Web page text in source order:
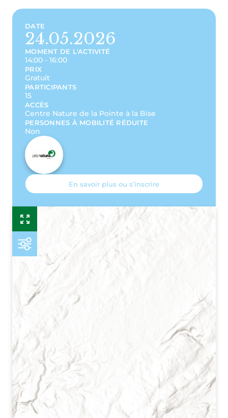
DATE
24.05.2026
MOMENT DE L'ACTIVITÉ
14:00 - 16:00
PRIX
Gratuit
PARTICIPANTS
15
ACCÈS
Centre Nature de la Pointe à la Bise
PERSONNES À MOBILITÉ RÉDUITE
Non
En savoir plus ou s’inscrire